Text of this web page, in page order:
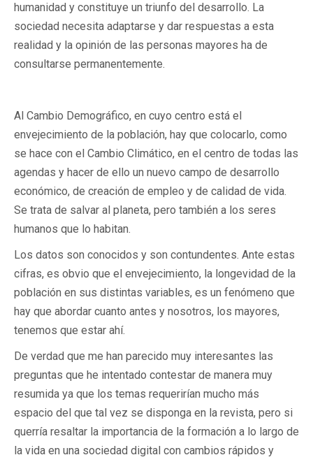
humanidad y constituye un triunfo del desarrollo. La
sociedad necesita adaptarse y dar respuestas a esta
realidad y la opinión de las personas mayores ha de
consultarse permanentemente.
Al Cambio Demográfico, en cuyo centro está el
envejecimiento de la población, hay que colocarlo, como
se hace con el Cambio Climático, en el centro de todas las
agendas y hacer de ello un nuevo campo de desarrollo
económico, de creación de empleo y de calidad de vida.
Se trata de salvar al planeta, pero también a los seres
humanos que lo habitan.
Los datos son conocidos y son contundentes. Ante estas
cifras, es obvio que el envejecimiento, la longevidad de la
población en sus distintas variables, es un fenómeno que
hay que abordar cuanto antes y nosotros, los mayores,
tenemos que estar ahí.
De verdad que me han parecido muy interesantes las
preguntas que he intentado contestar de manera muy
resumida ya que los temas requerirían mucho más
espacio del que tal vez se disponga en la revista, pero si
querría resaltar la importancia de la formación a lo largo de
la vida en una sociedad digital con cambios rápidos y